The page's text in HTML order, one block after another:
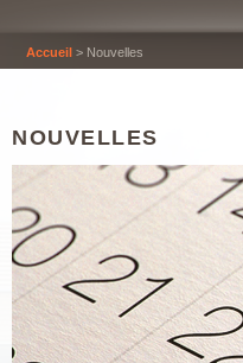
Accueil > Nouvelles
NOUVELLES